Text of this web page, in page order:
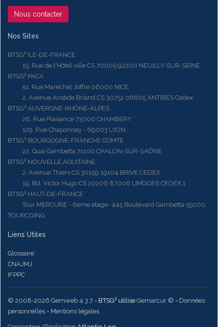
Nous contacter
Nos Sites
BTSG² ILE-DE-FRANCE
15, Rue de l'Hôtel ville CS 70005 92200 NEUILLY-SUR-SEINE
BTGS² PACA
51, Rue Maréchal Joffre 06000 NICE
2, Avenue Aristide Briand CS 30751 06605 ANTIBES Cedex
BTSG² AUVERGNE-RHÔNE-ALPES
28, Rue Plaisance 73000 CHAMBERY
129, Rue Chaponnay - 69003 LYON
BTSG² BOURGOGNE-FRANCHE COMTE
22, Quai Gambetta 71100 CHALON-SUR-SAÔNE
BTSG² NOUVELLE AQUITAINE
2, Avenue Thiers CS 30159 19104 BRIVE CEDEX
19, Bd. Victor Hugo CS 20206 87006 LIMOGES CEDEX 1
BTSG² HAUT-DE-FRANCE
Tour MERCURE - 6ème étage- 445 Boulevard Gambetta 59200
TOURCOING
Liens Utiles
Glossaire
CNAJMJ
IFPPC
© 2008-2026 Gemweb 4.3.7 - BTSG² utilise Gemarcur © - Données
personnelles - Mentions légales